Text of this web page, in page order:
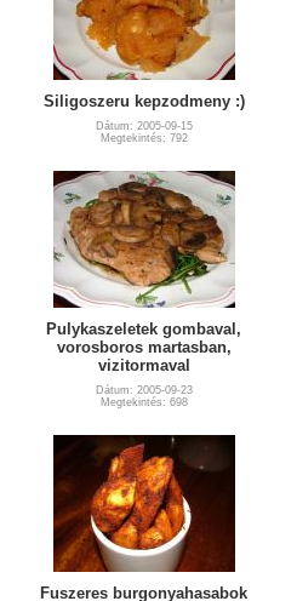
Siligoszeru kepzodmeny :)
Dátum: 2005-09-15
Megtekintés: 792
Pulykaszeletek gombaval,
vorosboros martasban,
vizitormaval
Dátum: 2005-09-23
Megtekintés: 698
Fuszeres burgonyahasabok